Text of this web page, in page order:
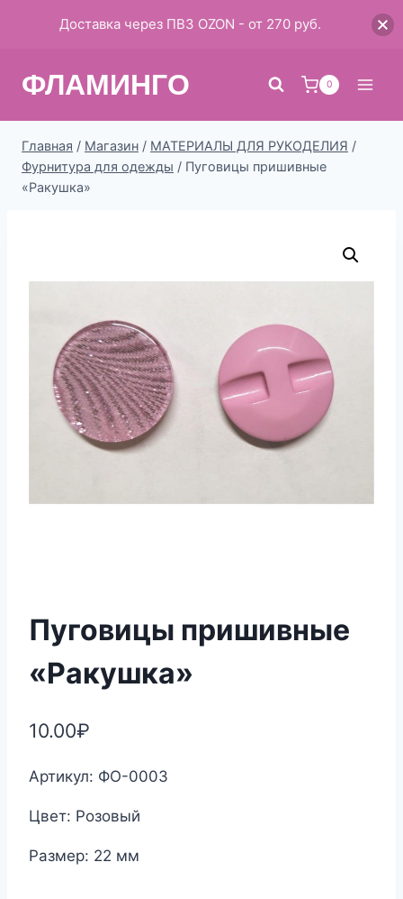
ФЛАМИНГО 0
Главная / Магазин / МАТЕРИАЛЫ ДЛЯ РУКОДЕЛИЯ /
Фурнитура для одежды / Пуговицы пришивные
«Ракушка»
Пуговицы пришивные
«Ракушка»
10.00₽
Артикул: ФО-0003
Цвет: Розовый
Размер: 22 мм
Доставка через ПВЗ OZON - от 270 руб.